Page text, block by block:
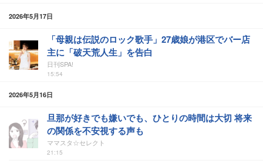
2026年5月17日
「母親は伝説のロック歌手」27歳娘が港区でバー店
主に「破天荒人生」を告白
日刊SPA!
15:54
2026年5月16日
旦那が好きでも嫌いでも、ひとりの時間は大切 将来
の関係を不安視する声も
ママスタ☆セレクト
21:15